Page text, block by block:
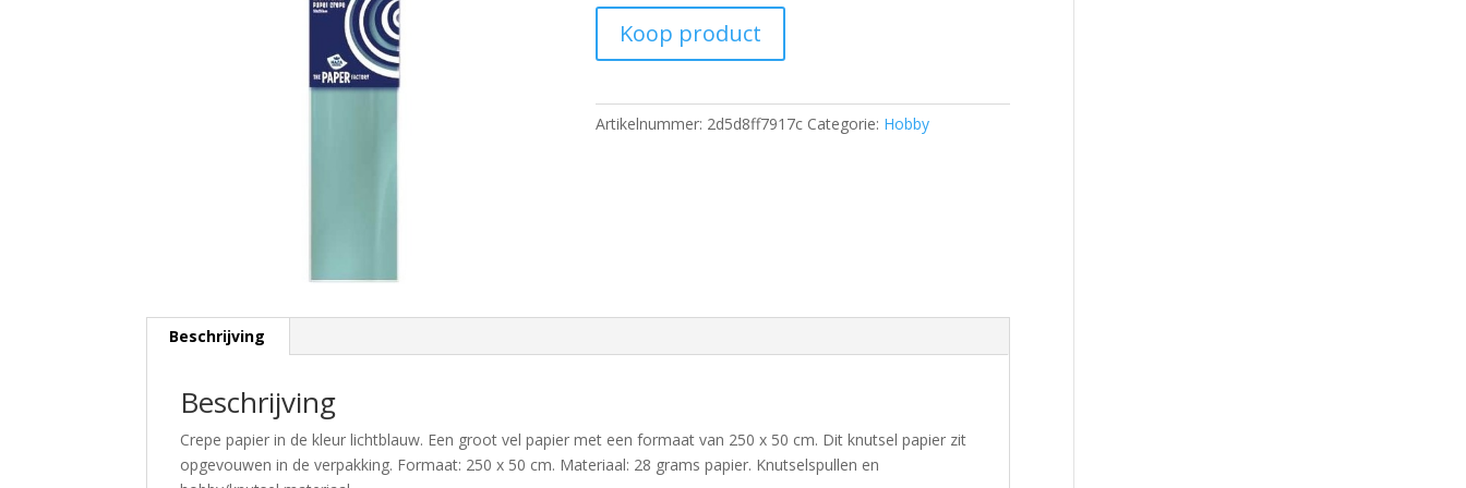
Koop product
Artikelnummer: 2d5d8ff7917c Categorie: Hobby
Beschrijving
Beschrijving
Crepe papier in de kleur lichtblauw. Een groot vel papier met een formaat van 250 x 50 cm. Dit knutsel papier zit
opgevouwen in de verpakking. Formaat: 250 x 50 cm. Materiaal: 28 grams papier. Knutselspullen en